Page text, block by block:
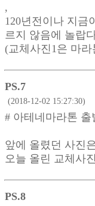
,
120년전이나 지금
르지 않음에 놀랍
(교체사진1은 마
PS.7
(2018-12-02 15:27:30)
# 아테네마라톤
앞에 올렸던 사진
오늘 올린 교체사
PS.8